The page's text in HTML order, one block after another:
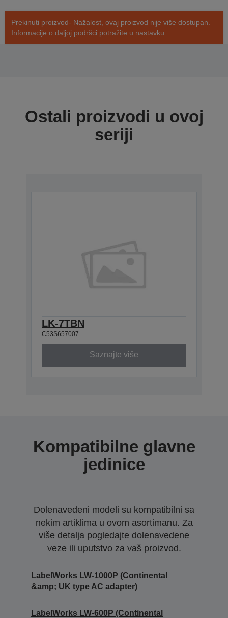
Prekinuti proizvod- Nažalost, ovaj proizvod nije više dostupan.
Informacije o daljoj podršci potražite u nastavku.
Ostali proizvodi u ovoj
seriji
LK-7TBN
C53S657007
Saznajte više
Kompatibilne glavne
jedinice
Dolenavedeni modeli su kompatibilni sa
nekim artiklima u ovom asortimanu. Za
više detalja pogledajte dolenavedene
veze ili uputstvo za vaš proizvod.
LabelWorks LW-1000P (Continental
&amp; UK type AC adapter)
LabelWorks LW-600P (Continental